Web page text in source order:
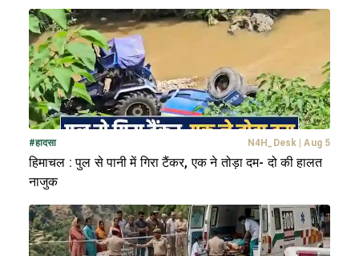
#हादसा N4H_Desk | Aug 5
हिमाचल : पुल से पानी में गिरा टैंकर, एक ने तोड़ा दम- दो की हालत
नाजुक